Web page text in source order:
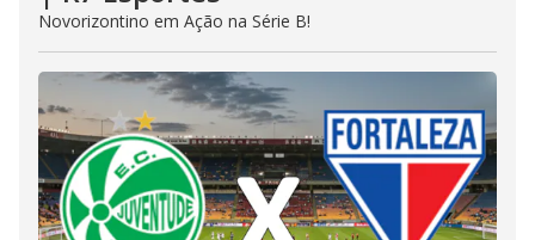
Novorizontino em Ação na Série B!